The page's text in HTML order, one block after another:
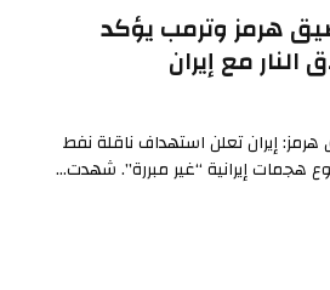
هرمز وترمب يؤكد
مع إيران
إيران تعلن استهداف ناقلة نفط
هجمات إيرانية “غير مبررة”. شهدت…